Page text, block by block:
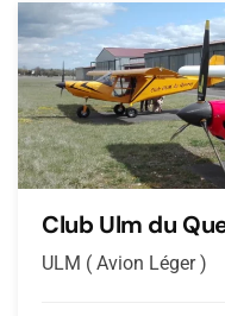
Club Ulm du
ULM ( Avion Léger )